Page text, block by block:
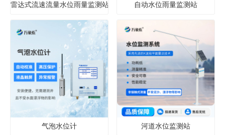
雷达式流速流量水位雨量监测站 自动水位雨量监测站
气泡水位计 河道水位监测站